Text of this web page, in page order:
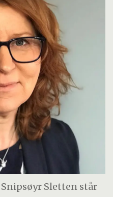
Sletten står